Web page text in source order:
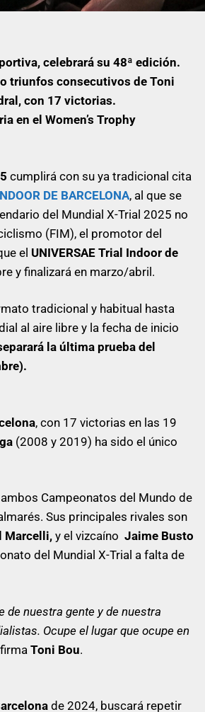
celebrará su 48ª edición.
triunfos consecutivos de Toni
con 17 victorias.
en el Women’s Trophy
cumplirá con su ya tradicional cita
DE BARCELONA, al que se
del Mundial X-Trial 2025 no
(FIM), el promotor del
el UNIVERSAE Trial Indoor de
y finalizará en marzo/abril.
tradicional y habitual hasta
al aire libre y la fecha de inicio
la última prueba del
, con 17 victorias en las 19
(2008 y 2019) ha sido el único
Campeonatos del Mundo de
Sus principales rivales son
Marcelli,y el vizcaíno Jaime Busto
del Mundial X-Trial a falta de
de nuestra gente y de nuestra
Ocupe el lugar que ocupe en
Toni Bou.
de 2024, buscará repetir